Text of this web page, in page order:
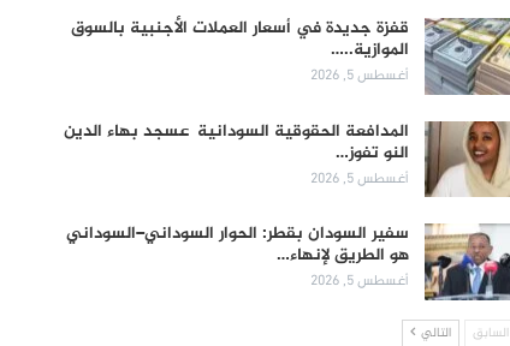
قفزة جديدة في أسعار العملات الأجنبية بالسوق
الموازية..…
أغسطس 5, 2026
المدافعة الحقوقية السودانية عسجد بهاء الدين
النو تفوز…
أغسطس 5, 2026
سفير السودان بقطر: الحوار السوداني–السوداني
هو الطريق لإنهاء…
أغسطس 5, 2026
السابق التالي